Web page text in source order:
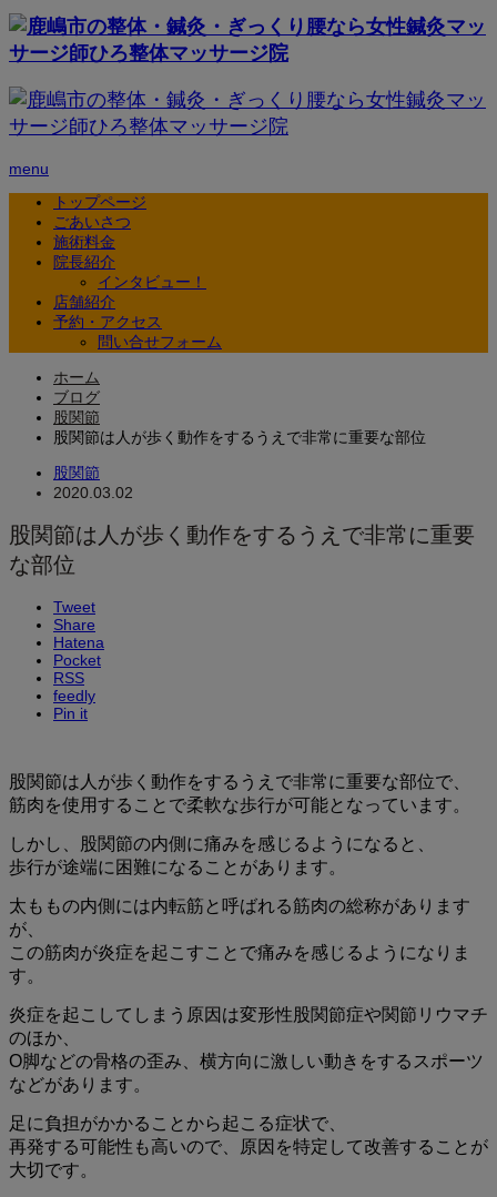
menu
トップページ
ごあいさつ
施術料金
院長紹介
インタビュー！
店舗紹介
予約・アクセス
問い合せフォーム
ホーム
ブログ
股関節
股関節は人が歩く動作をするうえで非常に重要な部位
股関節
2020.03.02
股関節は人が歩く動作をするうえで非常に重要
な部位
Tweet
Share
Hatena
Pocket
RSS
feedly
Pin it
股関節は人が歩く動作をするうえで非常に重要な部位で、
筋肉を使用することで柔軟な歩行が可能となっています。
しかし、股関節の内側に痛みを感じるようになると、
歩行が途端に困難になることがあります。
太ももの内側には内転筋と呼ばれる筋肉の総称があります
が、
この筋肉が炎症を起こすことで痛みを感じるようになりま
す。
炎症を起こしてしまう原因は変形性股関節症や関節リウマチ
のほか、
O脚などの骨格の歪み、横方向に激しい動きをするスポーツ
などがあります。
足に負担がかかることから起こる症状で、
再発する可能性も高いので、原因を特定して改善することが
大切です。